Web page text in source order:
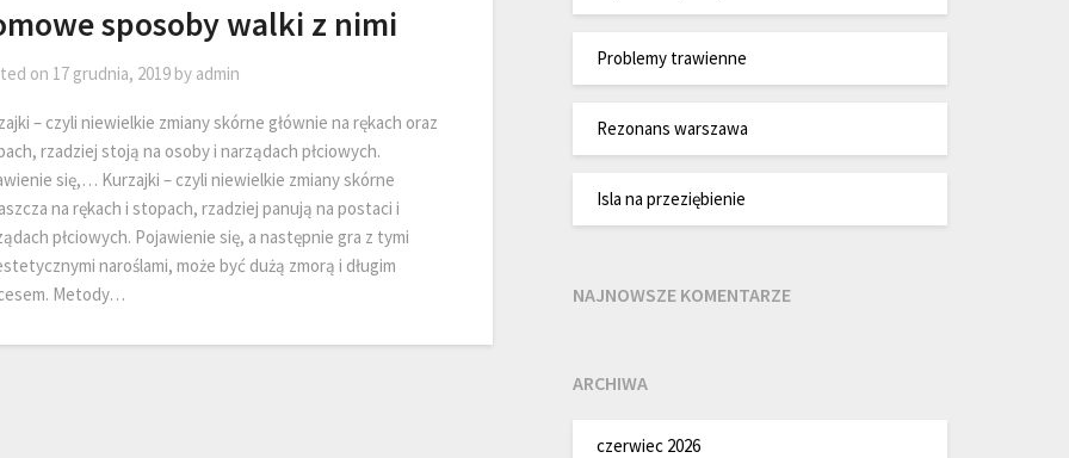
sposoby walki z nimi
on 17 grudnia, 2019by admin
– czyli niewielkie zmiany skórne głównie na rękach oraz
rzadziej stoją na osoby i narządach płciowych.
się,… Kurzajki – czyli niewielkie zmiany skórne
na rękach i stopach, rzadziej panują na postaci i
płciowych. Pojawienie się, a następnie gra z tymi
naroślami, może być dużą zmorą i długim
Metody…
Problemy trawienne
Rezonans warszawa
Isla na przeziębienie
NAJNOWSZE KOMENTARZE
ARCHIWA
czerwiec 2026